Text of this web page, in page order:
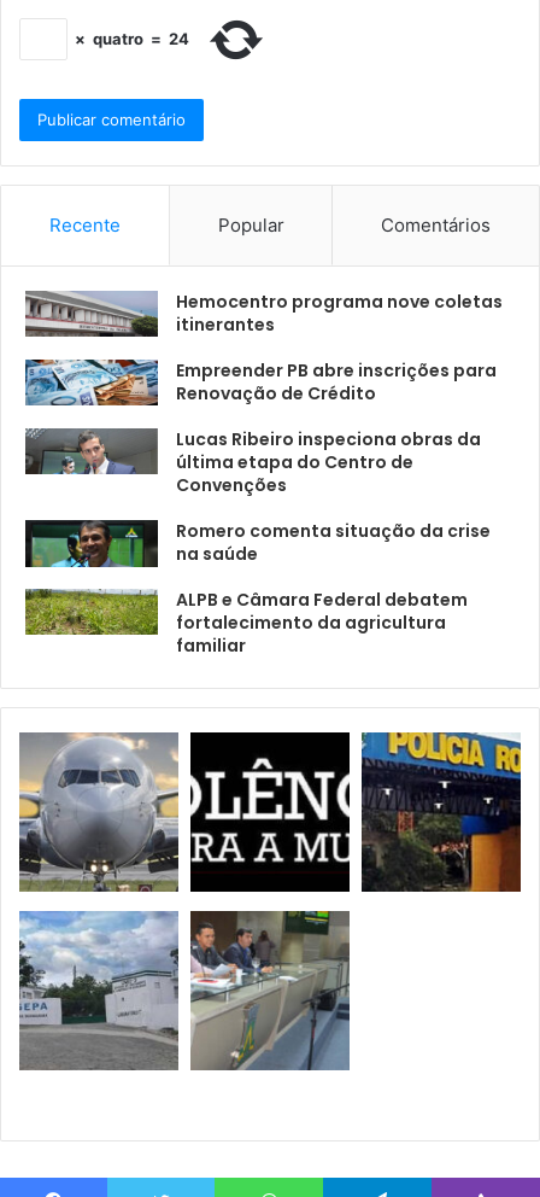
× quatro = 24
Recente Popular Comentários
Hemocentro programa nove coletas
itinerantes
Empreender PB abre inscrições para
Renovação de Crédito
Lucas Ribeiro inspeciona obras da
última etapa do Centro de
Convenções
Romero comenta situação da crise
na saúde
ALPB e Câmara Federal debatem
fortalecimento da agricultura
familiar